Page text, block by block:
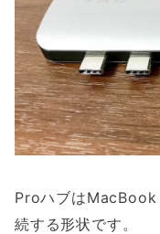
Proハブは
続する形状です。